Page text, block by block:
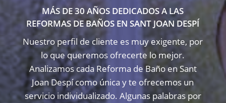
MÁS DE 30 AÑOS DEDICADOS A LAS
REFORMAS DE BAÑOS EN SANT JOAN DESPÍ
Nuestro perfil de cliente es muy exigente, por
lo que queremos ofrecerte lo mejor.
Analizamos cada Reforma de Baño en Sant
Joan Despí como única y te ofrecemos un
servicio individualizado. Algunas palabras por